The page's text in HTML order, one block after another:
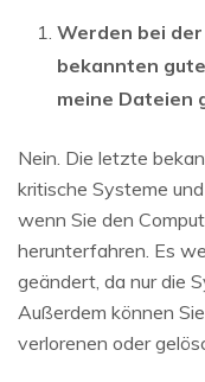
Werden bei
bekannten
meine Dateien
Nein. Die letzte
kritische Systeme
wenn Sie den
herunterfahren. Es
geändert, da nur die
Außerdem können
verlorenen oder